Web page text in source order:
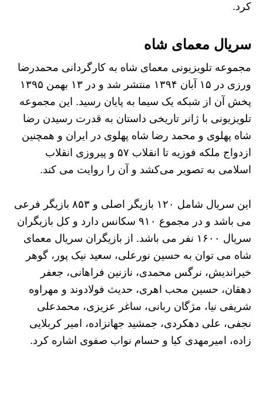
کرد.
سریال معمای شاه
مجموعه تلویزیونی معمای شاه به کارگردانی محمدرضا
ورزی در ۱۵ آبان ۱۳۹۴ منتشر شد و در ۱۳ بهمن ۱۳۹۵
پخش آن از شبکه یک سیما به پایان رسید. این مجموعه
تلویزیونی با ژانر تاریخی داستان به قدرت رسیدن رضا
شاه پهلوی و محمد رضا شاه پهلوی در ایران و همچنین
ازدواج ملکه فوزیه تا انقلاب ۵۷ و پیروزی انقلاب
اسلامی به تصویر می‌کشد و آن را روایت می‌ کند.
این سریال شامل ۱۲۰ بازیگر اصلی و ۸۵۳ بازیگر فرعی
می‌ باشد و در مجموع ۹۱۰ سکانس دارد و کل بازیگران
سریال ۱۶۰۰ نفر می باشد. از بازیگران سریال معمای
شاه می‌ توان به حسین نورعلی، سعید نیک‌ پور، گوهر
خیراندیش، نرگس محمدی، نازنین‌ فراهانی، جعفر
دهقان، حسین محب اهری، حدیث فولادوند و مهراوه
شریفی نیا، مژگان ربانی، ساغر عزیزی، محمدعلی
نجفی، علی دهکردی، جمشید جهانزاده، امیر کربلایی
زاده، امیرمهدی کیا و حسام نواب صفوی اشاره کرد.